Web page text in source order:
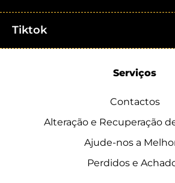
Tiktok
Serviços
Contactos
Alteração e Recuperação
Ajude-nos a
Perdidos e